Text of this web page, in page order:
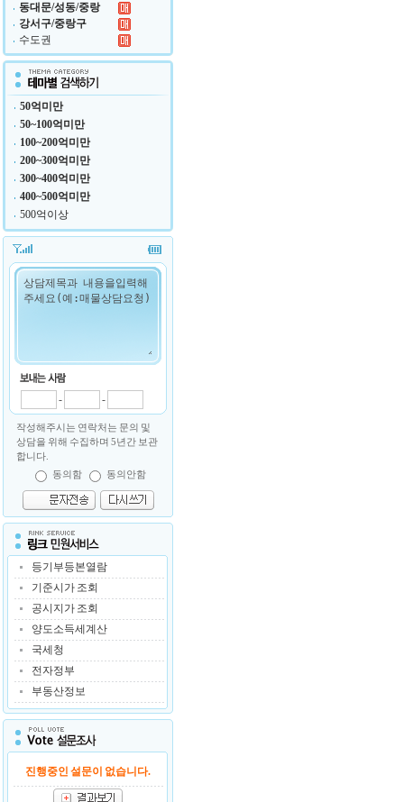
동대문/성동/중랑
강서구/중랑구
수도권
50억미만
50~100억미만
100~200억미만
200~300억미만
300~400억미만
400~500억미만
500억이상
- -
작성해주시는 연락처는 문의 및
상담을 위해 수집하며 5년간 보관
합니다.
동의함
동의안함
등기부등본열람
기준시가 조회
공시지가 조회
양도소득세계산
국세청
전자정부
부동산정보
진행중인 설문이 없습니다.